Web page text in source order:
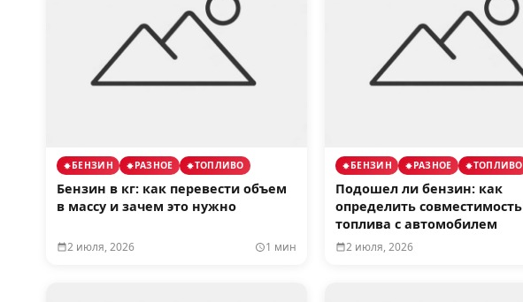
БЕНЗИН РАЗНОЕ ТОПЛИВО
Бензин в кг: как перевести объем
в массу и зачем это нужно
2 июля, 2026 1 мин
БЕНЗИН РАЗНОЕ ТОПЛИВО
Подошел ли бензин: как
определить совместимость
топлива с автомобилем
2 июля, 2026